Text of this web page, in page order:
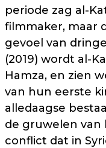
periode zag al-
filmmaker, maar
gevoel van
(2019) wordt al-
Hamza, en zien
van hun eerste
alledaagse
de gruwelen van
conflict dat in